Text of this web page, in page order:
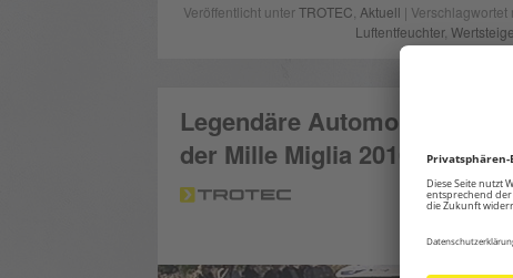
Veröffentlicht unterTROTEC Aktuell | Verschlagwortet
Luftentfeuchter,
Legendäre
der Mille Miglia 2016